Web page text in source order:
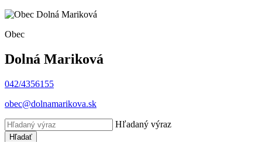
Obec
Dolná Mariková
042/4356155
obec@dolnamarikova.sk
Hľadaný výraz
Hľadať